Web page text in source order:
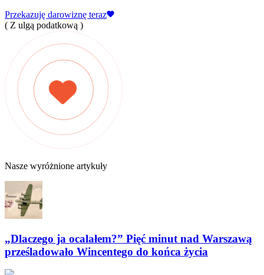
Przekazuję darowiznę teraz
( Z ulgą podatkową )
Nasze wyróżnione artykuły
„Dlaczego ja ocalałem?” Pięć minut nad Warszawą
prześladowało Wincentego do końca życia